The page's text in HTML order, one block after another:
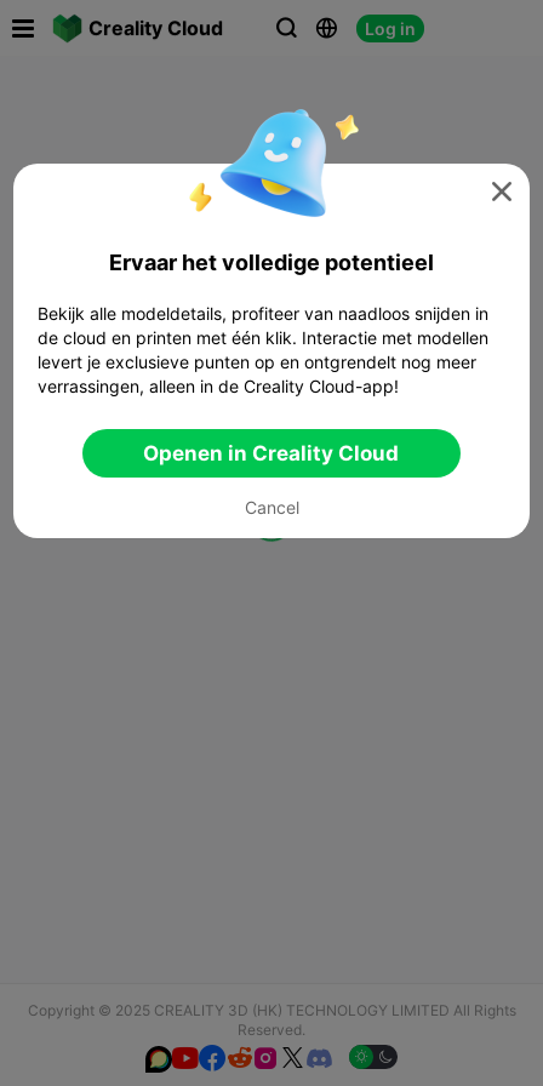
Creality Cloud   Log in
Copyright © 2025 CREALITY 3D (HK) TECHNOLOGY LIMITED All Rights
Reserved.
  

Ervaar het volledige potentieel
Bekijk alle modeldetails, profiteer van naadloos snijden in
de cloud en printen met één klik. Interactie met modellen
levert je exclusieve punten op en ontgrendelt nog meer
verrassingen, alleen in de Creality Cloud-app!
Openen in Creality Cloud
Cancel